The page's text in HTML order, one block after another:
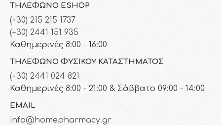
ΤΗΛΈΦΩΝΟ ESHOP
(+30) 215 215 1737
(+30) 2441 151 935
Καθημερινές 8:00 - 16:00
ΤΗΛΈΦΩΝΟ ΦΥΣΙΚΟΎ ΚΑΤΑΣΤΉΜΑΤΟΣ
(+30) 2441 024 821
Καθημερινές 8:00 - 21:00 & Σάββατο 09:00 - 14:00
EMAIL
info@homepharmacy.gr